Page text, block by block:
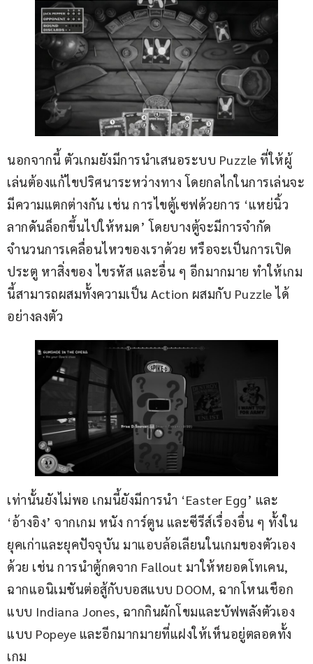
นอกจากนี้ ตัวเกมยังมีการนำเสนอระบบ Puzzle ที่ให้ผู้
เล่นต้องแก้ไขปริศนาระหว่างทาง โดยกลไกในการเล่นจะ
มีความแตกต่างกัน เช่น การไขตู้เซฟด้วยการ ‘แหย่นิ้ว
ลากดันล็อกขึ้นไปให้หมด’ โดยบางตู้จะมีการจำกัด
จำนวนการเคลื่อนไหวของเราด้วย หรือจะเป็นการเปิด
ประตู หาสิ่งของ ไขรหัส และอื่น ๆ อีกมากมาย ทำให้เกม
นี้สามารถผสมทั้งความเป็น Action ผสมกับ Puzzle ได้
อย่างลงตัว
เท่านั้นยังไม่พอ เกมนี้ยังมีการนำ ‘Easter Egg’ และ
‘อ้างอิง’ จากเกม หนัง การ์ตูน และซีรีส์เรื่องอื่น ๆ ทั้งใน
ยุคเก่าและยุคปัจจุบัน มาแอบล้อเลียนในเกมของตัวเอง
ด้วย เช่น การนำตู้กดจาก Fallout มาให้หยอดโทเคน,
ฉากแอนิเมชันต่อสู้กับบอสแบบ DOOM, ฉากโหนเชือก
แบบ Indiana Jones, ฉากกินผักโขมและบัฟพลังตัวเอง
แบบ Popeye และอีกมากมายที่แฝงให้เห็นอยู่ตลอดทั้ง
เกม